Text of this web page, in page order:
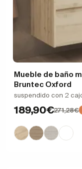
Mueble de baño
Bruntec Oxford
suspendido con 2
189,90€271,28€